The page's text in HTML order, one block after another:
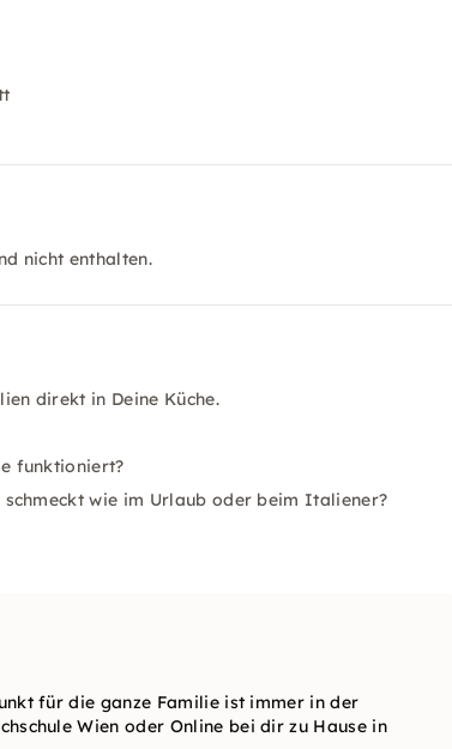
nicht enthalten.
direkt in Deine Küche.
funktioniert?
wie im Urlaub oder beim Italiener?
für die ganze Familie ist immer in der
Wien oder Online bei dir zu Hause in